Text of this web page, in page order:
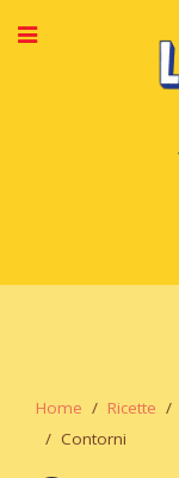
Home Ricette
Contorni